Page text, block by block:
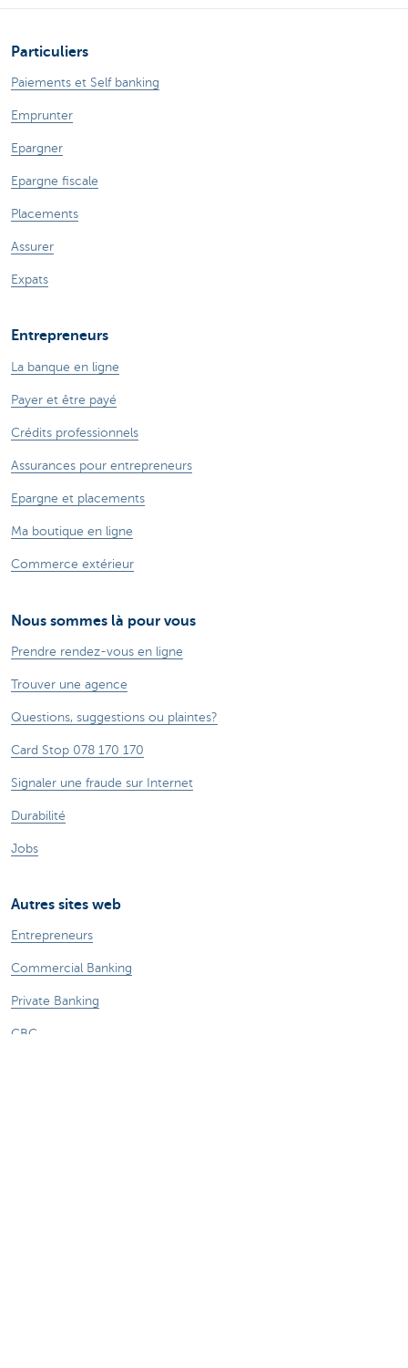
Particuliers
Paiements et Self banking
Emprunter
Epargner
Epargne fiscale
Placements
Assurer
Expats
Entrepreneurs
La banque en ligne
Payer et être payé
Crédits professionnels
Assurances pour entrepreneurs
Epargne et placements
Ma boutique en ligne
Commerce extérieur
Nous sommes là pour vous
Prendre rendez-vous en ligne
Trouver une agence
Questions, suggestions ou plaintes?
Card Stop 078 170 170
Signaler une fraude sur Internet
Durabilité
Jobs
Autres sites web
Entrepreneurs
Commercial Banking
Private Banking
CBC